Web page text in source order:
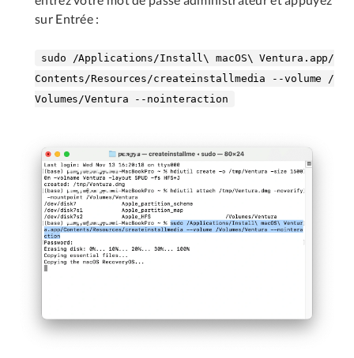
sur Entrée :
sudo /Applications/Install\ macOS\ Ventura.app/
Contents/Resources/createinstallmedia --volume /
Volumes/Ventura --nointeraction